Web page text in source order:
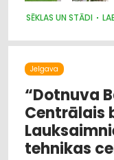
SĒKLAS UN STĀDI
Jelgava
“Dotnuva
Centrālais
tehnikas